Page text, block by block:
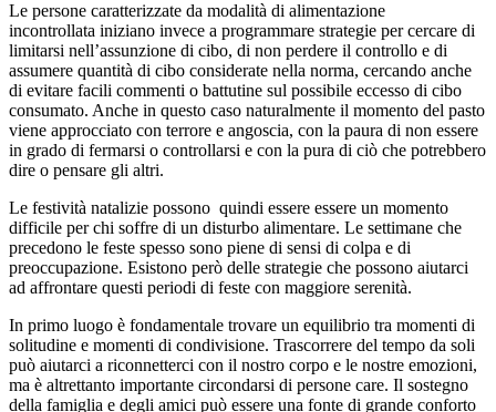
Le persone caratterizzate da modalità di alimentazione
incontrollata iniziano invece a programmare strategie per cercare di
limitarsi nell’assunzione di cibo, di non perdere il controllo e di
assumere quantità di cibo considerate nella norma, cercando anche
di evitare facili commenti o battutine sul possibile eccesso di cibo
consumato. Anche in questo caso naturalmente il momento del pasto
viene approcciato con terrore e angoscia, con la paura di non essere
in grado di fermarsi o controllarsi e con la pura di ciò che potrebbero
dire o pensare gli altri.
Le festività natalizie possono quindi essere essere un momento
difficile per chi soffre di un disturbo alimentare. Le settimane che
precedono le feste spesso sono piene di sensi di colpa e di
preoccupazione. Esistono però delle strategie che possono aiutarci
ad affrontare questi periodi di feste con maggiore serenità.
In primo luogo è fondamentale trovare un equilibrio tra momenti di
solitudine e momenti di condivisione. Trascorrere del tempo da soli
può aiutarci a riconnetterci con il nostro corpo e le nostre emozioni,
ma è altrettanto importante circondarsi di persone care. Il sostegno
della famiglia e degli amici può essere una fonte di grande conforto